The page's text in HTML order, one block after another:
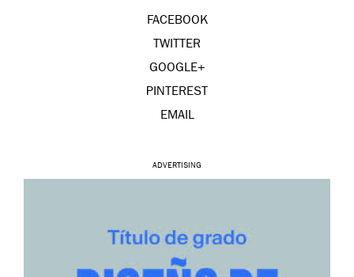
FACEBOOK
TWITTER
GOOGLE+
PINTEREST
EMAIL
ADVERTISING